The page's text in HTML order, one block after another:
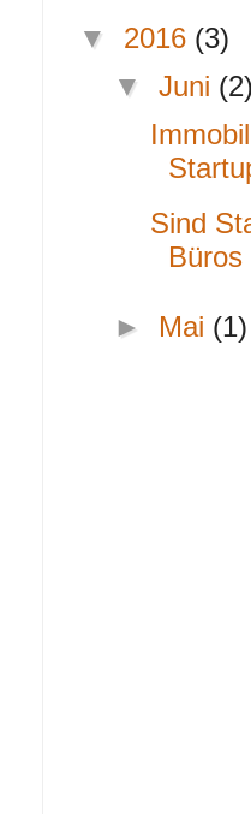
▼ 2016 (3)
▼ Juni (2)
Sind
Büros
► Mai (1)